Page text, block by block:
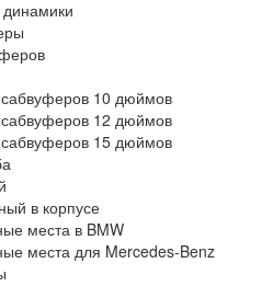
10 дюймов
12 дюймов
15 дюймов
в корпусе
места в BMW
места для Mercedes-Benz